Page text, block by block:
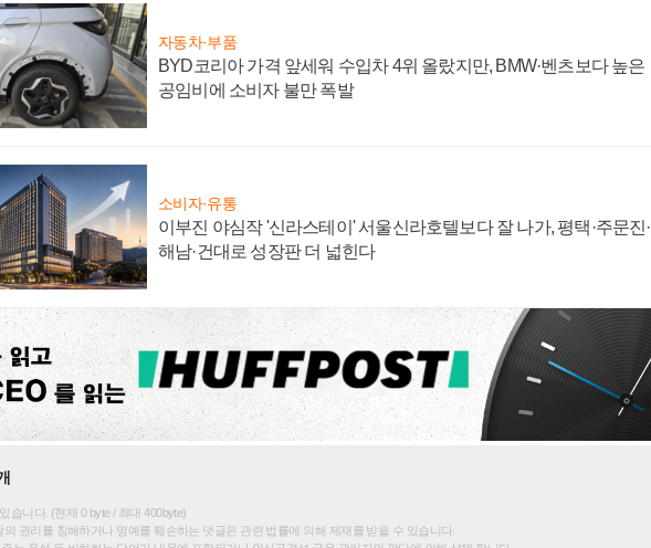
자동차·부품
BYD코리아 가격 앞세워 수입차 4위 올랐지만, BMW·벤츠보다 높은
공임비에 소비자 불만 폭발
소비자·유통
이부진 야심작 '신라스테이' 서울신라호텔보다 잘 나가, 평택·주문진·
해남·건대로 성장판 더 넓힌다
습니다. (현재 0 byte / 최대 400byte)
의 권리를 침해하거나 명예를 훼손하는 댓글은 관련 법률에 의해 제재를 받을 수 있습니다.